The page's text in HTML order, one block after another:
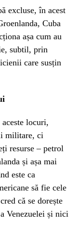
excluse, în acest
Cuba
așa cum au
subtil, prin
care susțin
locuri,
militare, ci
resurse – petrol
și așa mai
este ca
să fie cele
că se dorește
Venezuelei și nici